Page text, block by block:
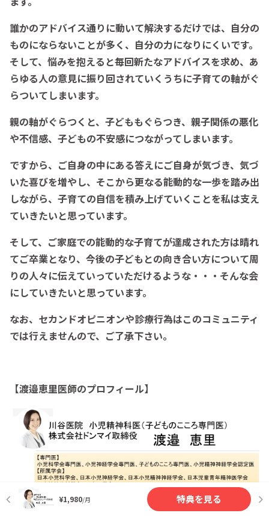
¥1,980/月 特典を見る
誰かのアドバイス通りに動いて解決するだけでは、自分の
ものにならないことが多く、自分の力になりにくいです。
そして、悩みを抱えると毎回新たなアドバイスを求め、あ
らゆる人の意見に振り回されていくうちに子育ての軸がぐ
らついてしまいます。
親の軸がぐらつくと、子どももぐらつき、親子関係の悪化
や不信感、子どもの不安感につながってしまいます。
ですから、ご自身の中にある答えにご自身が気づき、気づ
いた喜びを増やし、そこから更なる能動的な一歩を踏み出
しながら、子育ての自信を積み上げていくことを私は支え
ていきたいと思っています。
そして、ご家庭での能動的な子育てが達成された方は晴れ
てご卒業となり、今後の子どもとの向き合い方について周
りの人々に伝えていっていただけるような・・・そんな会
にしていきたいと思っています。
なお、セカンドオピニオンや診療行為はこのコミュニティ
では行えませんので、ご了承下さい。
【渡邉恵里医師のプロフィール】